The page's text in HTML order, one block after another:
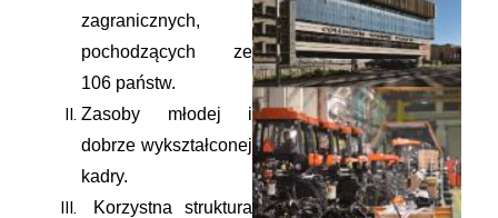
zagranicznych,
pochodzących ze
106 państw.
Zasoby młodej i
dobrze wykształconej
kadry.
Korzystna struktura